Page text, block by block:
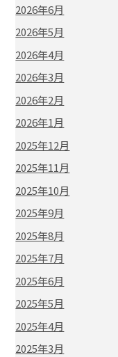
2026年6月
2026年5月
2026年4月
2026年3月
2026年2月
2026年1月
2025年12月
2025年11月
2025年10月
2025年9月
2025年8月
2025年7月
2025年6月
2025年5月
2025年4月
2025年3月